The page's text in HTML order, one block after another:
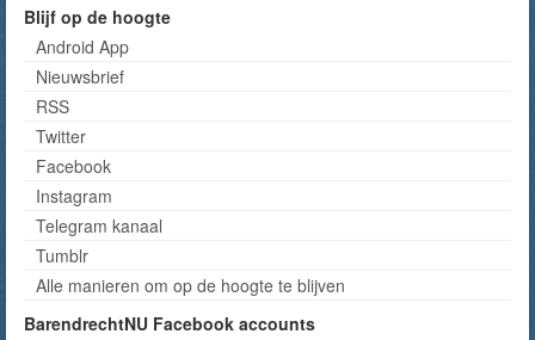
Blijf op de hoogte
Android App
Nieuwsbrief
RSS
Twitter
Facebook
Instagram
Telegram kanaal
Tumblr
Alle manieren om op de hoogte te blijven
BarendrechtNU Facebook accounts